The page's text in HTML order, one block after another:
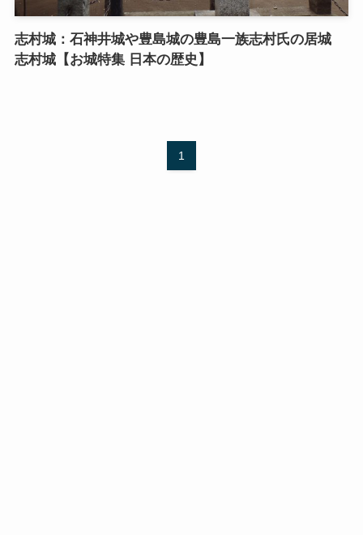
志村城：石神井城や豊島城の豊島一族志村氏の居城
志村城【お城特集 日本の歴史】
1